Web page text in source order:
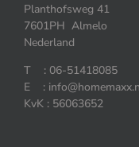
Planthofsweg 41
7601PH Almelo
Nederland
T : 06-51418085
E :
KvK : 56063652